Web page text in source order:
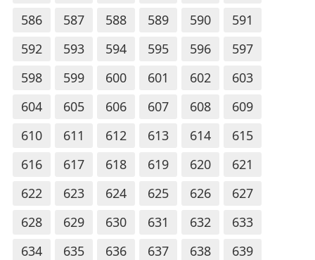
586
587 588 589 590
591
592
593 594 595 596
597
598
599 600 601 602
603
604
605 606 607 608
609
610
611 612 613 614
615
616
617 618 619 620
621
622
623 624 625 626
627
628
629 630 631 632
633
634
635 636 637 638
639